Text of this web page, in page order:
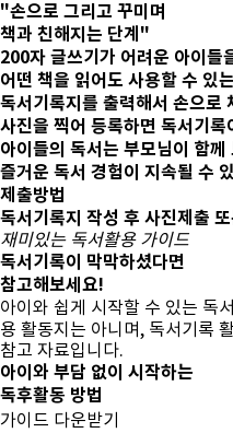
"손으로 그리고 꾸미며
책과 친해지는 단계"
200자 글쓰기가 어려운 아이들
어떤 책을 읽어도 사용할 수 있는
독서기록지를 출력해서 손으로
사진을 찍어 등록하면 독서기록
아이들의 독서는 부모님이 함께
즐거운 독서 경험이 지속될 수
제출방법
독서기록지 작성 후 사진제출
재미있는 독서활용 가이드
독서기록이 막막하셨다면
참고해보세요!
아이와 쉽게 시작할 수 있는 독
용 활동지는 아니며, 독서기록
참고 자료입니다.
아이와 부담 없이 시작하는
독후활동 방법
가이드 다운받기